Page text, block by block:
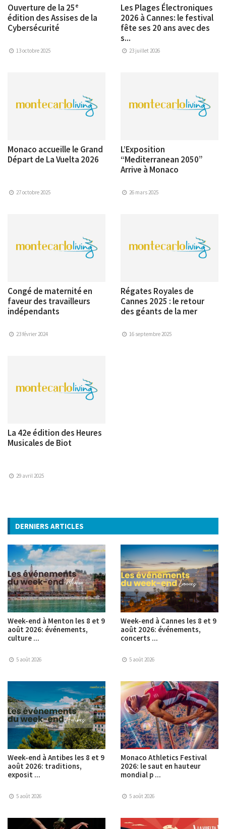
Ouverture de la 25ᵉ
édition des Assises de la
Cybersécurité
13 octobre 2025
Les Plages Électroniques
2026 à Cannes: le festival
fête ses 20 ans avec des
s...
23 juillet 2026
Monaco accueille le Grand
Départ de La Vuelta 2026
27 octobre 2025
L’Exposition
“Mediterranean 2050”
Arrive à Monaco
26 mars 2025
Congé de maternité en
faveur des travailleurs
indépendants
23 février 2024
Régates Royales de
Cannes 2025 : le retour
des géants de la mer
16 septembre 2025
La 42e édition des Heures
Musicales de Biot
29 avril 2025
DERNIERS ARTICLES
Week-end à Menton les 8 et 9
août 2026: événements,
culture ...
5 août 2026
Week-end à Cannes les 8 et 9
août 2026: événements,
concerts ...
5 août 2026
Week-end à Antibes les 8 et 9
août 2026: traditions,
exposit ...
5 août 2026
Monaco Athletics Festival
2026: le saut en hauteur
mondial p ...
5 août 2026